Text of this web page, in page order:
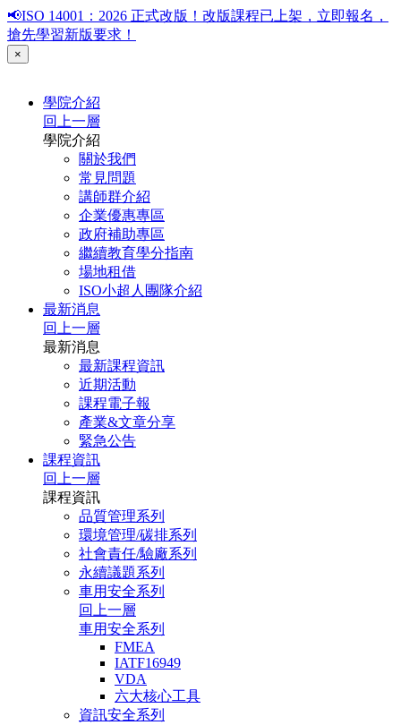
📢ISO 14001：2026 正式改版！改版課程已上架，立即報名，
搶先學習新版要求！
×
學院介紹
回上一層
學院介紹
關於我們
常見問題
講師群介紹
企業優惠專區
政府補助專區
繼續教育學分指南
場地租借
ISO小超人團隊介紹
最新消息
回上一層
最新消息
最新課程資訊
近期活動
課程電子報
產業&文章分享
緊急公告
課程資訊
回上一層
課程資訊
品質管理系列
環境管理/碳排系列
社會責任/驗廠系列
永續議題系列
車用安全系列
回上一層
車用安全系列
FMEA
IATF16949
VDA
六大核心工具
資訊安全系列